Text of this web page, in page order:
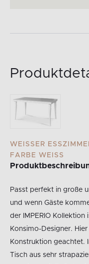
WEISSER
ARBE WEISS
Passt perfekt in große
und wenn Gäste
der IMPERIO
Konsimo-Designer.
Konstruktion geachtet.
Tisch aus sehr